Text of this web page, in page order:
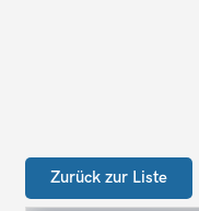
Zurück zur Liste